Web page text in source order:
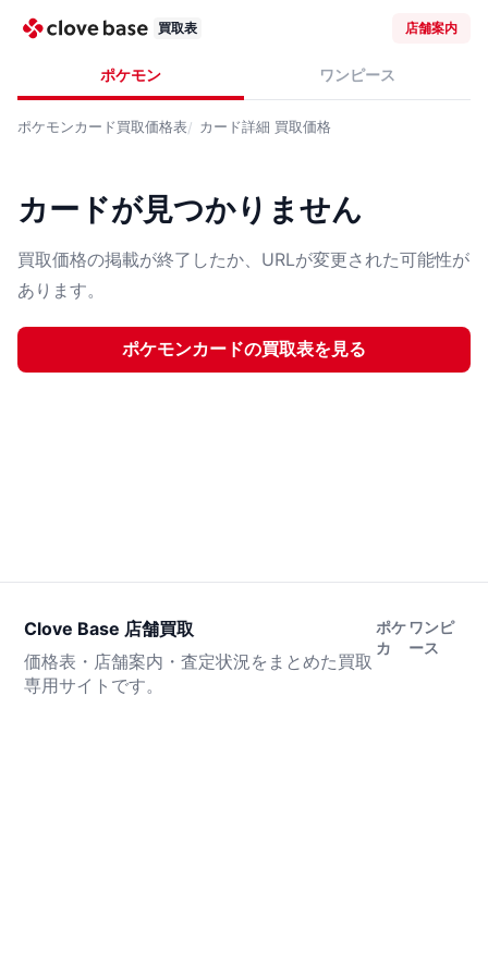
買取表 店舗案内
ポケモン ワンピース
ポケモンカード買取価格表 カード詳細 買取価格
カードが見つかりません
買取価格の掲載が終了したか、URLが変更された可能性が
あります。
ポケモンカードの買取表を見る
Clove Base 店舗買取
価格表・店舗案内・査定状況をまとめた買取
専用サイトです。
ポケ
カ
ワンピ
ース